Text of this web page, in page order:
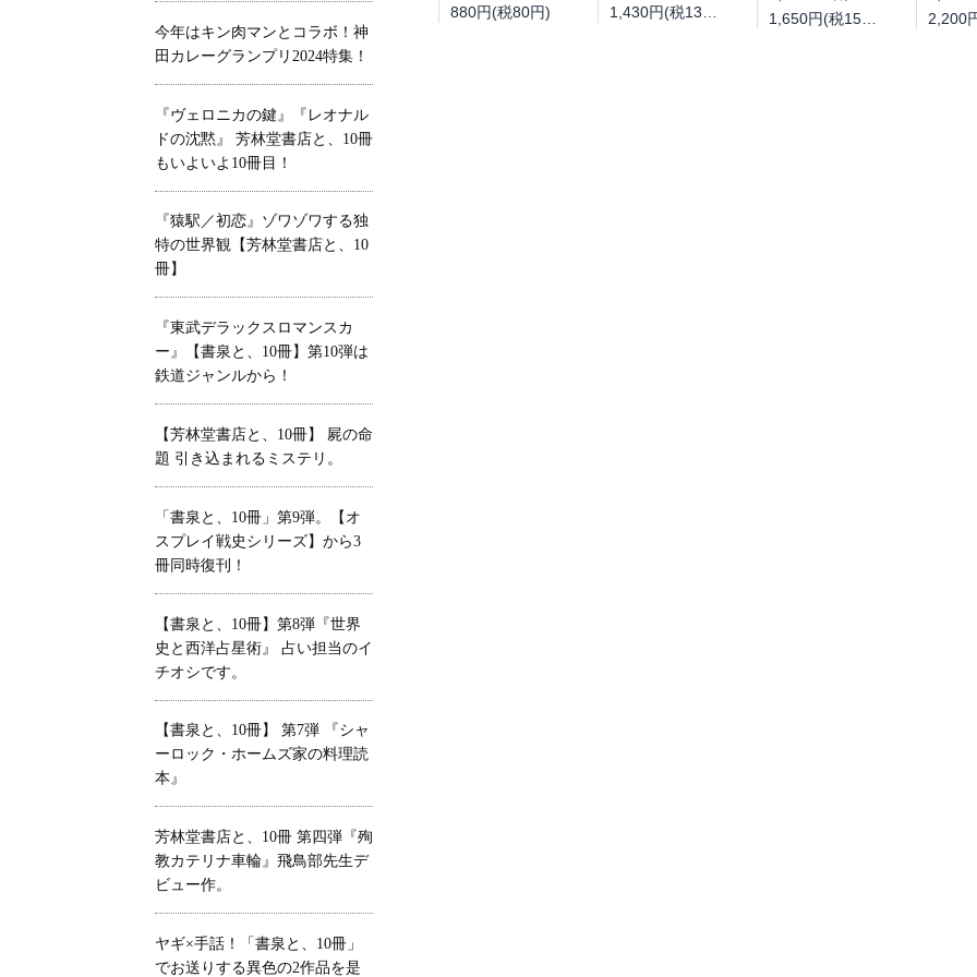
880円(税80円)
1,430円(税130円)
今年はキン肉マンとコラボ！神
田カレーグランプリ2024特集！
『ヴェロニカの鍵』『レオナル
ドの沈黙』 芳林堂書店と、10冊
もいよいよ10冊目！
『猿駅／初恋』ゾワゾワする独
特の世界観【芳林堂書店と、10
冊】
『東武デラックスロマンスカ
ー』【書泉と、10冊】第10弾は
鉄道ジャンルから！
【芳林堂書店と、10冊】 屍の命
題 引き込まれるミステリ。
「書泉と、10冊」第9弾。【オ
スプレイ戦史シリーズ】から3
冊同時復刊！
【書泉と、10冊】第8弾『世界
史と西洋占星術』 占い担当のイ
チオシです。
【書泉と、10冊】 第7弾 『シャ
ーロック・ホームズ家の料理読
本』
芳林堂書店と、10冊 第四弾『殉
教カテリナ車輪』飛鳥部先生デ
ビュー作。
ヤギ×手話！「書泉と、10冊」
でお送りする異色の2作品を是